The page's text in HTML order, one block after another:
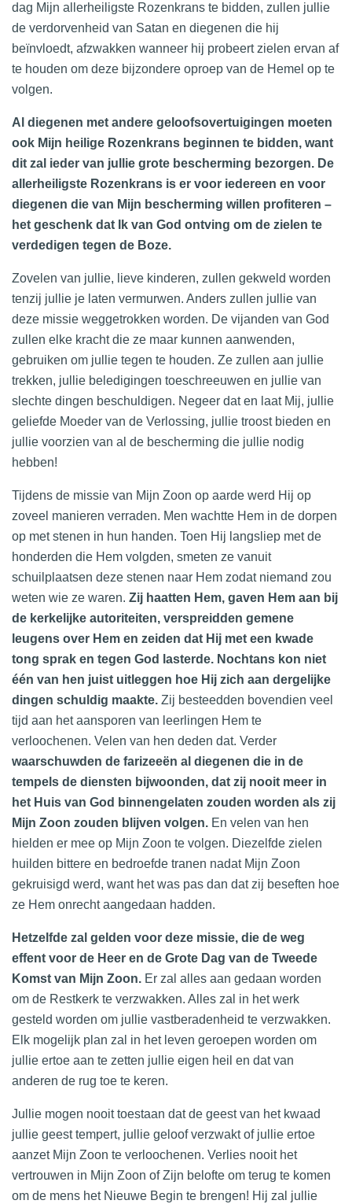
dag Mijn allerheiligste Rozenkrans te bidden, zullen jullie
de verdorvenheid van Satan en diegenen die hij
beïnvloedt, afzwakken wanneer hij probeert zielen ervan af
te houden om deze bijzondere oproep van de Hemel op te
volgen.
Al diegenen met andere geloofsovertuigingen moeten
ook Mijn heilige Rozenkrans beginnen te bidden, want
dit zal ieder van jullie grote bescherming bezorgen. De
allerheiligste Rozenkrans is er voor iedereen en voor
diegenen die van Mijn bescherming willen profiteren –
het geschenk dat Ik van God ontving om de zielen te
verdedigen tegen de Boze.
Zovelen van jullie, lieve kinderen, zullen gekweld worden
tenzij jullie je laten vermurwen. Anders zullen jullie van
deze missie weggetrokken worden. De vijanden van God
zullen elke kracht die ze maar kunnen aanwenden,
gebruiken om jullie tegen te houden. Ze zullen aan jullie
trekken, jullie beledigingen toeschreeuwen en jullie van
slechte dingen beschuldigen. Negeer dat en laat Mij, jullie
geliefde Moeder van de Verlossing, jullie troost bieden en
jullie voorzien van al de bescherming die jullie nodig
hebben!
Tijdens de missie van Mijn Zoon op aarde werd Hij op
zoveel manieren verraden. Men wachtte Hem in de dorpen
op met stenen in hun handen. Toen Hij langsliep met de
honderden die Hem volgden, smeten ze vanuit
schuilplaatsen deze stenen naar Hem zodat niemand zou
weten wie ze waren. Zij haatten Hem, gaven Hem aan bij
de kerkelijke autoriteiten, verspreidden gemene
leugens over Hem en zeiden dat Hij met een kwade
tong sprak en tegen God lasterde. Nochtans kon niet
één van hen juist uitleggen hoe Hij zich aan dergelijke
dingen schuldig maakte. Zij besteedden bovendien veel
tijd aan het aansporen van leerlingen Hem te
verloochenen. Velen van hen deden dat. Verder
waarschuwden de farizeeën al diegenen die in de
tempels de diensten bijwoonden, dat zij nooit meer in
het Huis van God binnengelaten zouden worden als zij
Mijn Zoon zouden blijven volgen. En velen van hen
hielden er mee op Mijn Zoon te volgen. Diezelfde zielen
huilden bittere en bedroefde tranen nadat Mijn Zoon
gekruisigd werd, want het was pas dan dat zij beseften hoe
ze Hem onrecht aangedaan hadden.
Hetzelfde zal gelden voor deze missie, die de weg
effent voor de Heer en de Grote Dag van de Tweede
Komst van Mijn Zoon. Er zal alles aan gedaan worden
om de Restkerk te verzwakken. Alles zal in het werk
gesteld worden om jullie vastberadenheid te verzwakken.
Elk mogelijk plan zal in het leven geroepen worden om
jullie ertoe aan te zetten jullie eigen heil en dat van
anderen de rug toe te keren.
Jullie mogen nooit toestaan dat de geest van het kwaad
jullie geest tempert, jullie geloof verzwakt of jullie ertoe
aanzet Mijn Zoon te verloochenen. Verlies nooit het
vertrouwen in Mijn Zoon of Zijn belofte om terug te komen
om de mens het Nieuwe Begin te brengen! Hij zal jullie